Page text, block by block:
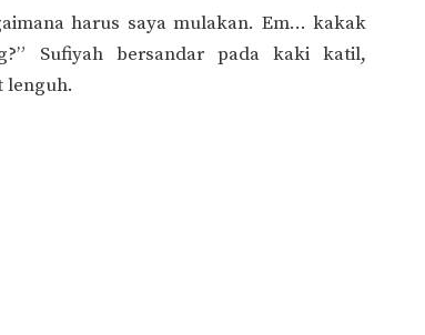
harus saya mulakan. Em… kakak
Sufiyah bersandar pada kaki katil,
lenguh.